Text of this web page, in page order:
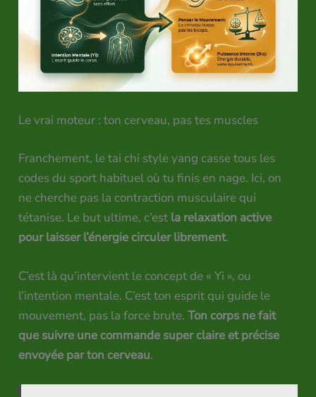
Le vrai moteur : ton cerveau, pas tes muscles
Franchement, le tai chi style yang casse tous les
codes du sport habituel où tu finis en nage. Ici, on
ne cherche pas la contraction musculaire qui
tétanise. Le but ultime, c’est la relaxation active
pour laisser l’énergie circuler librement.
C’est là qu’intervient le concept de « Yi », ou
l’intention mentale. C’est ton esprit qui guide le
mouvement, pas la force brute.Ton corps ne fait
que suivre une commande super claire et précise
envoyée par ton cerveau.